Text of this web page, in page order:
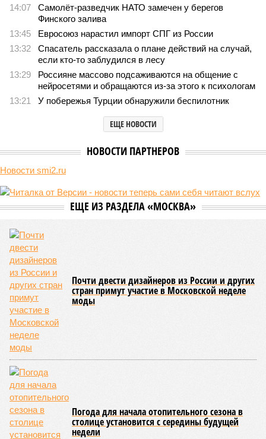
14:07
Самолёт-разведчик НАТО замечен у берегов
Финского залива
13:45
Евросоюз нарастил импорт СПГ из России
13:32
Спасатель рассказала о плане действий на случай,
если кто-то заблудился в лесу
13:29
Россияне массово подсаживаются на общение с
нейросетями и обращаются из-за этого к психологам
13:21
У побережья Турции обнаружили беспилотник
ЕЩЕ НОВОСТИ
НОВОСТИ ПАРТНЕРОВ
Новости smi2.ru
ЕЩЕ ИЗ РАЗДЕЛА «МОСКВА»
Почти двести дизайнеров из России и других
стран примут участие в Московской неделе
моды
Погода для начала отопительного сезона в
столице установится с середины будущей
недели